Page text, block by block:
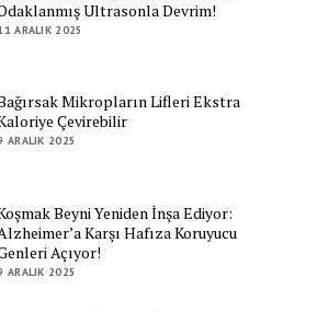
Ultrasonla Devrim!
ARALIK 2025
Mikropların Lifleri Ekstra
Çevirebilir
ARALIK 2025
Beyni Yeniden İnşa Ediyor:
Karşı Hafıza Koruyucu
Açıyor!
ARALIK 2025